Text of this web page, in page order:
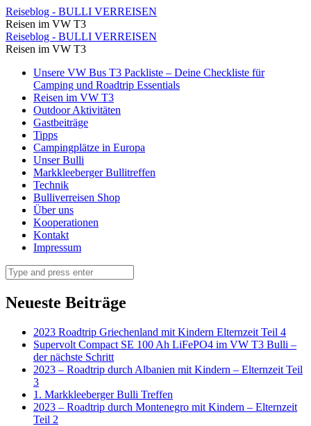
Wir
genießen
den
Sonnenuntergang
Strand
Reiseblog
BULLI
VERREISEN
Reiseblog - BULLI VERREISEN
Reisen im VW T3
Wir
genießen
den
Sonnenuntergang
am
Strand
Reiseblog
BULLI
VERREISEN
Reiseblog - BULLI VERREISEN
Reisen im VW T3
Skip
content
Unsere VW Bus T3 Packliste – Deine Checkliste für
Camping und Roadtrip Essentials
Reisen im VW T3
Outdoor Aktivitäten
Gastbeiträge
Tipps
Campingplätze in Europa
Unser Bulli
Markkleeberger Bullitreffen
Technik
Bulliverreisen Shop
Über uns
Kooperationen
Kontakt
Impressum
Search
Neueste Beiträge
2023 Roadtrip Griechenland mit Kindern Elternzeit Teil 4
Supervolt Compact SE 100 Ah LiFePO4 im VW T3 Bulli –
der nächste Schritt
2023 – Roadtrip durch Albanien mit Kindern – Elternzeit Teil
3
1. Markkleeberger Bulli Treffen
2023 – Roadtrip durch Montenegro mit Kindern – Elternzeit
Teil 2